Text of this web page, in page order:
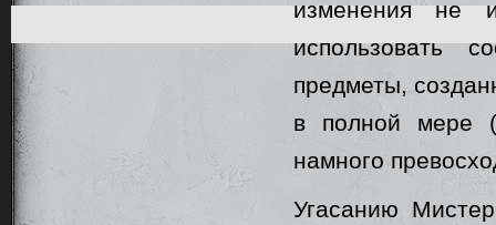
изменения не
использовать
предметы,
в полной мере
намного
Угасанию